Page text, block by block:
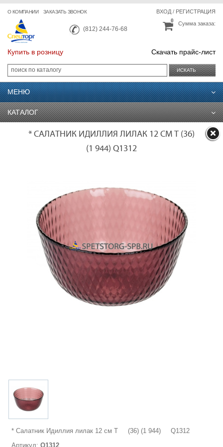
О КОМПАНИИ ЗАКАЗАТЬ ЗВОНОК
(812) 244-76-68
ВХОД/ РЕГИСТРАЦИЯ
Сумма заказа:
0
Купить в розницу Скачать прайс-лист
ИСКАТЬ
МЕНЮ
КАТАЛОГ
* САЛАТНИК ИДИЛЛИЯ ЛИЛАК 12 СМ T (36)
(1 944) Q1312
* Салатник Идиллия лилак 12 см T (36) (1 944) Q1312
Артикул:Q1312